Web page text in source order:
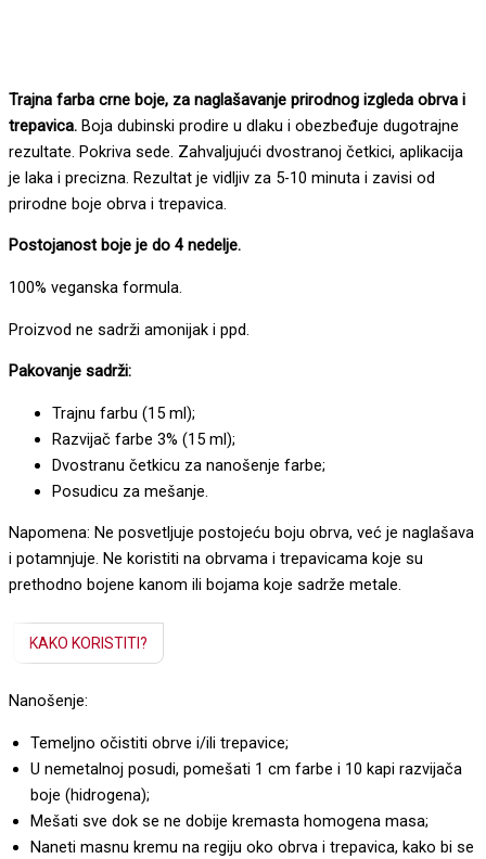
Trajna farba crne boje, za naglašavanje prirodnog izgleda obrva i
trepavica. Boja dubinski prodire u dlaku i obezbeđuje dugotrajne
rezultate. Pokriva sede. Zahvaljujući dvostranoj četkici, aplikacija
je laka i precizna. Rezultat je vidljiv za 5-10 minuta i zavisi od
prirodne boje obrva i trepavica.
Postojanost boje je do 4 nedelje.
100% veganska formula.
Proizvod ne sadrži amonijak i ppd.
Pakovanje sadrži:
Trajnu farbu (15 ml);
Razvijač farbe 3% (15 ml);
Dvostranu četkicu za nanošenje farbe;
Posudicu za mešanje.
Napomena: Ne posvetljuje postojeću boju obrva, već je naglašava
i potamnjuje. Ne koristiti na obrvama i trepavicama koje su
prethodno bojene kanom ili bojama koje sadrže metale.
KAKO KORISTITI?
Nanošenje:
Temeljno očistiti obrve i/ili trepavice;
U nemetalnoj posudi, pomešati 1 cm farbe i 10 kapi razvijača
boje (hidrogena);
Mešati sve dok se ne dobije kremasta homogena masa;
Naneti masnu kremu na regiju oko obrva i trepavica, kako bi se